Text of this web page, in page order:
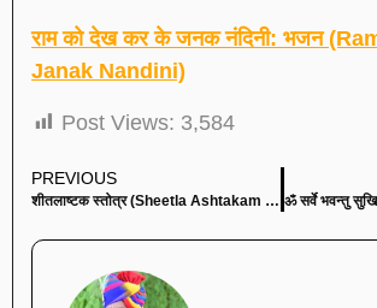
राम को देख कर के जनक नंदिनी: भजन
Janak Nandini)
Post Views: 3,584
PREVIOUS
शीतलाष्टक स्तोत्र (Sheetla Ashtakam Stotram)